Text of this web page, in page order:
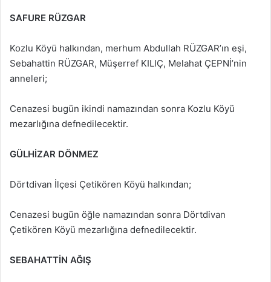
SAFURE RÜZGAR
Kozlu Köyü halkından, merhum Abdullah RÜZGAR’ın eşi,
Sebahattin RÜZGAR, Müşerref KILIÇ, Melahat ÇEPNİ’nin
anneleri;
Cenazesi bugün ikindi namazından sonra Kozlu Köyü
mezarlığına defnedilecektir.
GÜLHİZAR DÖNMEZ
Dörtdivan İlçesi Çetikören Köyü halkından;
Cenazesi bugün öğle namazından sonra Dörtdivan
Çetikören Köyü mezarlığına defnedilecektir.
SEBAHATTİN AĞIŞ